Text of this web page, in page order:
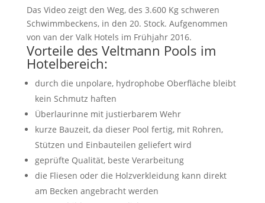
Das Video zeigt den Weg, des 3.600 Kg schweren
Schwimmbeckens, in den 20. Stock. Aufgenommen
von van der Valk Hotels im Frühjahr 2016.
Vorteile des Veltmann Pools im
Hotelbereich:
durch die unpolare, hydrophobe Oberfläche bleibt
kein Schmutz haften
Überlaurinne mit justierbarem Wehr
kurze Bauzeit, da dieser Pool fertig, mit Rohren,
Stützen und Einbauteilen geliefert wird
geprüfte Qualität, beste Verarbeitung
die Fliesen oder die Holzverkleidung kann direkt
am Becken angebracht werden